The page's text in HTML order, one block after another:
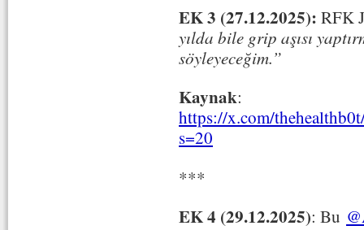
EK 3 (27.12.2025): RFK
yılda bile grip aşısı
söyleyeceğim.”
Kaynak:
https://x.com/
s=20
***
EK 4 (29.12.2025): Bu